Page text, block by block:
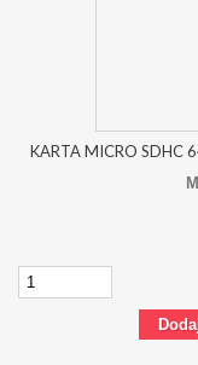
KARTA MICRO SDHC